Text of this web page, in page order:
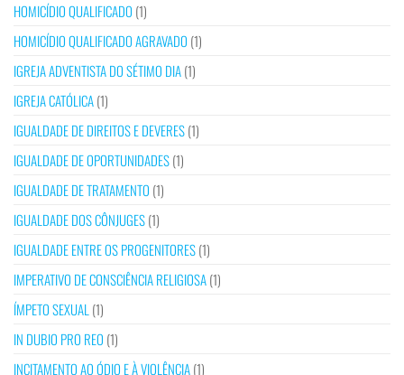
HOMICÍDIO QUALIFICADO (1)
HOMICÍDIO QUALIFICADO AGRAVADO (1)
IGREJA ADVENTISTA DO SÉTIMO DIA(1)
IGREJA CATÓLICA(1)
IGUALDADE DE DIREITOS E DEVERES(1)
IGUALDADE DE OPORTUNIDADES(1)
IGUALDADE DE TRATAMENTO (1)
IGUALDADE DOS CÔNJUGES(1)
IGUALDADE ENTRE OS PROGENITORES(1)
IMPERATIVO DE CONSCIÊNCIA RELIGIOSA(1)
ÍMPETO SEXUAL (1)
IN DUBIO PRO REO (1)
INCITAMENTO AO ÓDIO E À VIOLÊNCIA(1)